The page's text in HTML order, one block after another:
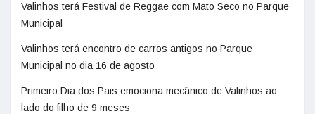
Valinhos terá Festival de Reggae com Mato Seco no Parque
Municipal
Valinhos terá encontro de carros antigos no Parque
Municipal no dia 16 de agosto
Primeiro Dia dos Pais emociona mecânico de Valinhos ao
lado do filho de 9 meses